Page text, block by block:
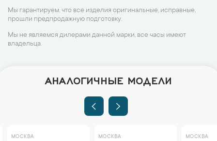
Мы гарантируем, что все изделия оригинальные, исправные,
прошли предпродажную подготовку.
Мы не являемся дилерами данной марки, все часы имеют
владельца.
АНАЛОГИЧНЫЕ МОДЕЛИ
МОСКВА МОСКВА МОСКВА